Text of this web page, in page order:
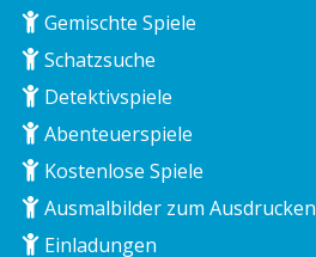
Gemischte Spiele
Schatzsuche
Detektivspiele
Abenteuerspiele
Kostenlose Spiele
Ausmalbilder zum Ausdrucken
Einladungen